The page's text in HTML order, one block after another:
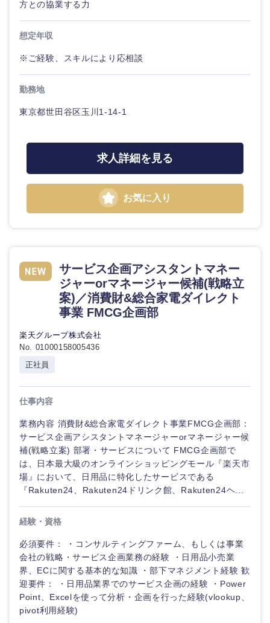
方との協業する力
想定年収
※ご経験、スキルにより応相談
勤務地
東京都世田谷区玉川1-14-1
求人詳細を見る
お気に入り
サービス企画アシスタントマネー
ジャーorマネージャー候補(戦略立
案)／消費財&総合家電ダイレクト
事業 FMCG企画部
楽天グループ株式会社
No. 01000158005436
正社員
仕事内容
業務内容 消費財&総合家電ダイレクト事業FMCG企画部：
サービス企画アシスタントマネージャーorマネージャー候
補(戦略立案) 部署・サービスについて FMCG企画部で
は、日本最大級のオンラインショッピングモール『楽天市
場』において、日用品に特化したサービスである
『Rakuten24、Rakuten24ドリンク館、Rakuten24ヘ...
経験・資格
必須要件： ・コンサルティングファーム、もしくは事業
会社の戦略・サービス企画業務の経験 ・日用品小売業
界、ECに関する基本的な知識 ・部下マネジメント経験 歓
迎要件： ・日用品業界でのサービス企画の経験 ・Power
Point、Excelを使って分析・企画を行った経験(vlookup、
pivot利用経験)